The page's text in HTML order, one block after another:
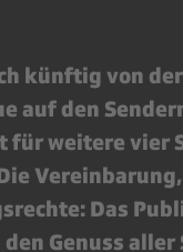
künftig von
auf den
für weitere
Das
Genuss aller